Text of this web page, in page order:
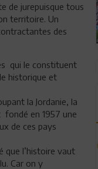
de jurepuisque tous
territoire. Un
des
qui le constituent
historique et
la Jordanie, la
fondé en 1957 une
de ces pays
que l’histoire vaut
Car on y